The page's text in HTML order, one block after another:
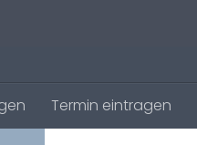
Termin eintragen